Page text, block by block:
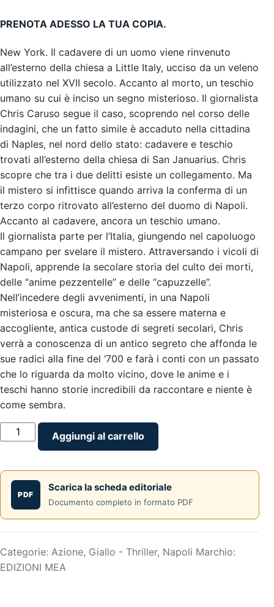
PRENOTA ADESSO LA TUA COPIA.
New York. Il cadavere di un uomo viene rinvenuto
all’esterno della chiesa a Little Italy, ucciso da un veleno
utilizzato nel XVII secolo. Accanto al morto, un teschio
umano su cui è inciso un segno misterioso. Il giornalista
Chris Caruso segue il caso, scoprendo nel corso delle
indagini, che un fatto simile è accaduto nella cittadina
di Naples, nel nord dello stato: cadavere e teschio
trovati all’esterno della chiesa di San Januarius. Chris
scopre che tra i due delitti esiste un collegamento. Ma
il mistero si infittisce quando arriva la conferma di un
terzo corpo ritrovato all’esterno del duomo di Napoli.
Accanto al cadavere, ancora un teschio umano.
Il giornalista parte per l’Italia, giungendo nel capoluogo
campano per svelare il mistero. Attraversando i vicoli di
Napoli, apprende la secolare storia del culto dei morti,
delle “anime pezzentelle” e delle “capuzzelle”.
Nell’incedere degli avvenimenti, in una Napoli
misteriosa e oscura, ma che sa essere materna e
accogliente, antica custode di segreti secolari, Chris
verrà a conoscenza di un antico segreto che affonda le
sue radici alla fine del ‘700 e farà i conti con un passato
che lo riguarda da molto vicino, dove le anime e i
teschi hanno storie incredibili da raccontare e niente è
come sembra.
TESCHIO
-
Michele
Pilla
ed
Eros
Santoro
Aggiungi al carrello
PDF
Scarica la scheda editoriale
Documento completo in formato PDF
Categorie: Azione, Giallo - Thriller, Napoli Marchio:
EDIZIONI MEA